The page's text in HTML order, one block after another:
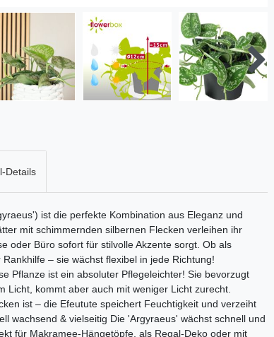
Details
ist die perfekte Kombination aus Eleganz und
mit schimmernden silbernen Flecken verleihen ihr
oder Büro sofort für stilvolle Akzente sorgt. Ob als
– sie wächst flexibel in jede Richtung!
Pflanze ist ein absoluter Pflegeleichter! Sie bevorzugt
Licht, kommt aber auch mit weniger Licht zurecht.
ist – die Efeutute speichert Feuchtigkeit und verzeiht
wachsend & vielseitig Die 'Argyraeus' wächst schnell und
für Makramee-Hängetöpfe, als Regal-Deko oder mit